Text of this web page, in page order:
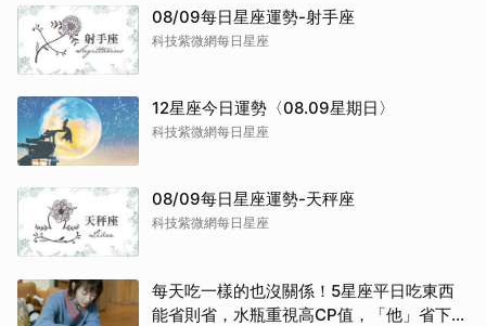
08/09每日星座運勢-射手座
科技紫微網每日星座
12星座今日運勢〈08.09星期日〉
科技紫微網每日星座
08/09每日星座運勢-天秤座
科技紫微網每日星座
每天吃一樣的也沒關係！5星座平日吃東西
能省則省，水瓶重視高CP值，「他」省下來